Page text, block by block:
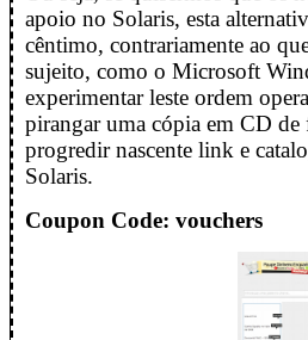
apoio no Solaris, esta
cêntimo, contrariamente ao
sujeito, como o Microsoft
experimentar leste ordem
pirangar uma cópia em CD
progredir nascente link e
Solaris.
Coupon Code: vouchers